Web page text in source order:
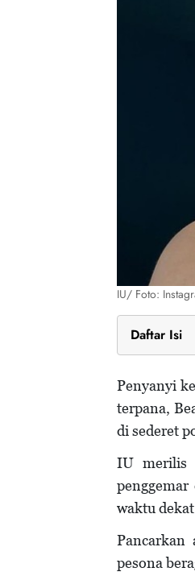
IU/ Foto:
Daftar Isi
Penyanyi
terpana,
di sederet
IU merilis
penggemar
waktu
pesona